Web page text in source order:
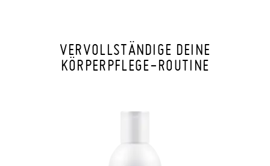
VERVOLLSTÄNDIGE DEINE
KÖRPERPFLEGE-ROUTINE